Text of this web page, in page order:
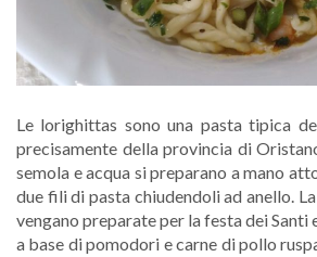
Le lorighittas sono una pasta tipica
precisamente della provincia di
semola e acqua si preparano a mano
due fili di pasta chiudendoli ad anello.
vengano preparate per la festa dei Santi
a base di pomodori e carne di pollo